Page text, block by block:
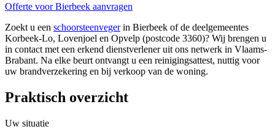
Offerte voor Bierbeek aanvragen
Zoekt u een schoorsteenvegerin Bierbeek of de deelgemeentes
Korbeek-Lo, Lovenjoel en Opvelp (postcode 3360)? Wij brengen u
in contact met een erkend dienstverlener uit ons netwerk in Vlaams-
Brabant. Na elke beurt ontvangt u een reinigingsattest, nuttig voor
uw brandverzekering en bij verkoop van de woning.
Praktisch overzicht
Uw situatie